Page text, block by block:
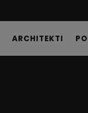
ARCHITEKTI